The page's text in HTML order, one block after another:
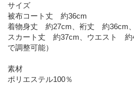
サイズ
被布コート丈 約36cm
着物身丈 約27cm、裄丈 約36cm
スカート丈 約37cm、ウエスト 約
で調整可能）
素材
ポリエステル100％